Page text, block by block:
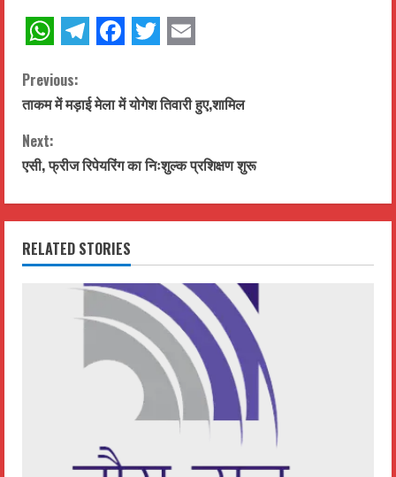
C
o
n
t
i
n
Previous:
ताकम में मड़ाई मेला में योगेश तिवारी हुए,शामिल
Next:
एसी, फ्रीज रिपेयरिंग का निःशुल्क प्रशिक्षण शुरू
RELATED STORIES